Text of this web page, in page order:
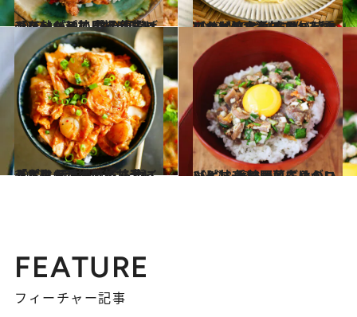
2022.10.29
【スーパーの唐揚げアレンジレシピ】 鶏の唐揚げチリソース丼 コチュジャンを効かせてピリ辛味に
グルメ 2023.4.27
【サバの水煮缶で作る麺レシピ】 ピリ辛サバトマのっけ焼きそば 暑い時季にもおすすめ！
グルメ
2022.10.23
【ごはんが進むピリ辛レシピ】 豚キムチならぬ「ホタテキムチ」丼 ボイルならお手頃価格で手に入る！
グルメ 2022.8.13
【ピリ辛 韓国風ごはんレシピ】 カツオとにらのユッケ丼 香味野菜多めがいい！
グルメ
FEATURE
フィーチャー記事